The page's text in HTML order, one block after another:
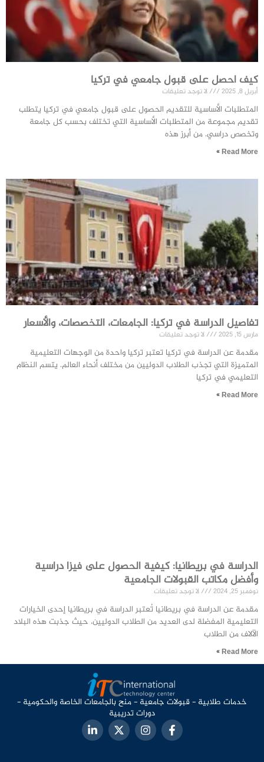
كيف احصل على قبول جامعي في تركيا
أبريل 8, 2025 لا توجد تعليقات
المتطلبات الأساسية للتقديم الحصول على قبول جامعي في تركيا يتطلب
تقديم مجموعة من المتطلبات الأساسية التي تختلف بحسب كل جامعة
وتخصص دراسي. من أبرز هذه
Read More »
تفاصيل الدراسة في تركيا: الجامعات، التخصصات، والأسعار
مارس 15, 2025 لا توجد تعليقات
مقدمة عن الدراسة في تركيا تعتبر تركيا واحدة من الوجهات التعليمية
المتميزة التي تجذب الطلاب الدوليين من مختلف أنحاء العالم. يتسم النظام
التعليمي في تركيا
Read More »
الدراسة في بريطانيا: كيفية الحصول على فيزا دراسية
وأفضل مكاتب القبولات الجامعية
نوفمبر 25, 2024 لا توجد تعليقات
مقدمة عن الدراسة في بريطانيا تُعتبر الدراسة في بريطانيا إحدى الخيارات
التعليمية المفضلة لدى العديد من الطلاب الدوليين، حيث جذبت هذه البلاد
الآلاف من الطلاب
Read More »
خدمات طلابية - قبولات جامعية - منح بالجامعات الخاصة والحكومية -
دورات تدريبية